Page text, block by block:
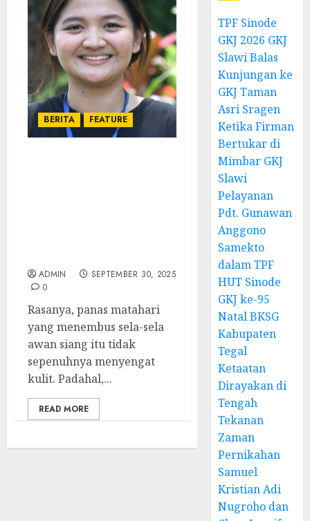
BERITA FEATURE
ADMIN
SEPTEMBER 30, 2025
0
Rasanya, panas matahari
yang menembus sela-sela
awan siang itu tidak
sepenuhnya menyengat
kulit. Padahal,...
READ MORE
TPF Sinode
GKJ 2026 GKJ
Slawi Balas
Kunjungan ke
GKJ Taman
Asri Sragen
Ketika Firman
Bertukar di
Mimbar GKJ
Slawi
Pelayanan
Pdt. Gunawan
Anggono
Samekto
dalam TPF
HUT Sinode
GKJ ke-95
Natal BKSG
Kabupaten
Tegal
Ketaatan
Dirayakan di
Tengah
Tekanan
Zaman
Pernikahan
Samuel
Kristian Adi
Nugroho dan